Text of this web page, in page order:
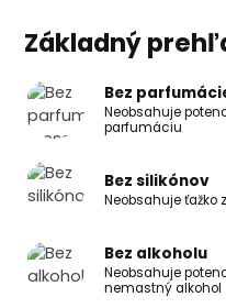
Základný
Bez
Neobsahuje
parfumáciu
Bez silikónov
Neobsahuje
Bez alkoholu
Neobsahuje
nemastný alkohol